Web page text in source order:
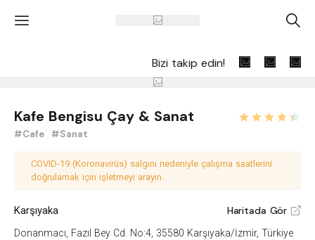
' A
Bizi takip edin!
Kafe Bengisu Çay & Sanat
#Cafe #Sanat
COVID-19 (Koronavirüs) salgını nedeniyle çalışma saatlerini
doğrulamak için işletmeyi arayın.
Karşıyaka Haritada Gör V
Donanmacı, Fazıl Bey Cd. No:4, 35580 Karşıyaka/İzmir, Türkiye